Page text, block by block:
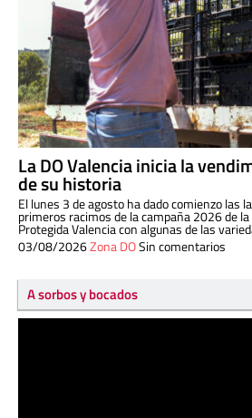
La DO Valencia inicia la
de su historia
El lunes 3 de agosto ha dado comienzo las
primeros racimos de la campaña 2026 de
Protegida Valencia con algunas de las
03/08/2026Zona DOSin comentarios
A sorbos y bocados